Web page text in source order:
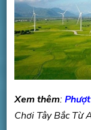
Xem thêm:
Chơi Tây Bắc Từ